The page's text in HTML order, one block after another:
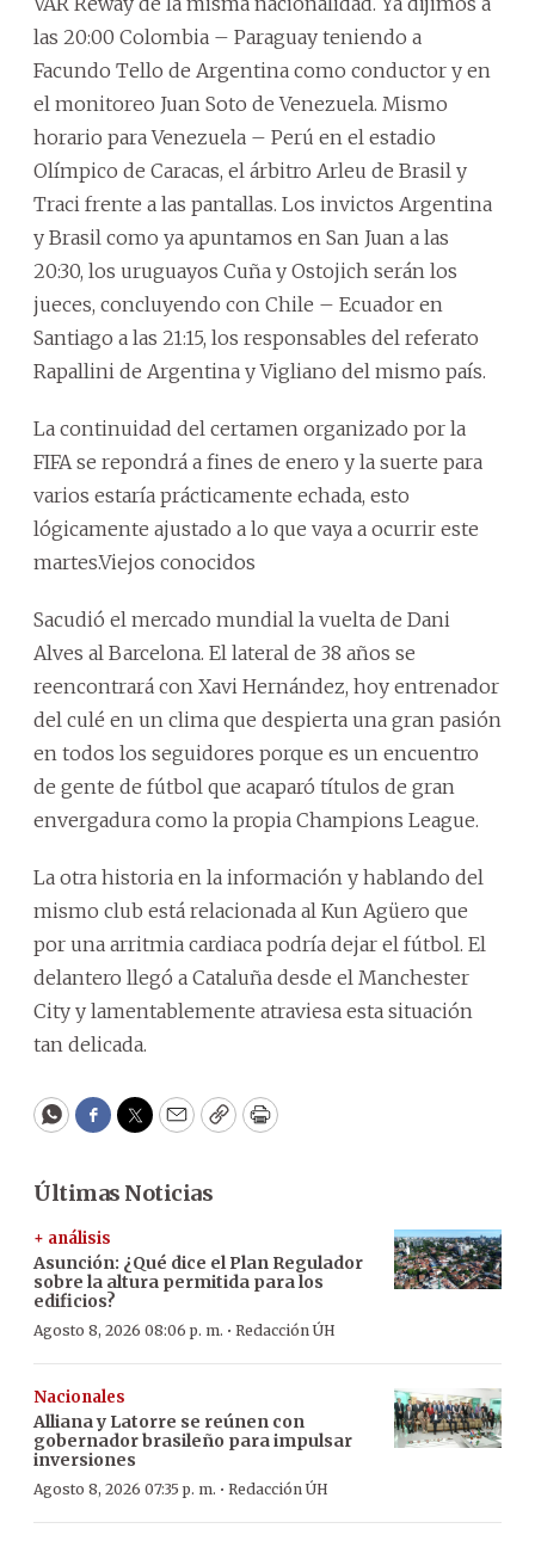
las 20:00 Colombia – Paraguay teniendo a
Facundo Tello de Argentina como conductor y en
el monitoreo Juan Soto de Venezuela. Mismo
horario para Venezuela – Perú en el estadio
Olímpico de Caracas, el árbitro Arleu de Brasil y
Traci frente a las pantallas. Los invictos Argentina
y Brasil como ya apuntamos en San Juan a las
20:30, los uruguayos Cuña y Ostojich serán los
jueces, concluyendo con Chile – Ecuador en
Santiago a las 21:15, los responsables del referato
Rapallini de Argentina y Vigliano del mismo país.
La continuidad del certamen organizado por la
FIFA se repondrá a fines de enero y la suerte para
varios estaría prácticamente echada, esto
lógicamente ajustado a lo que vaya a ocurrir este
martes.Viejos conocidos
Sacudió el mercado mundial la vuelta de Dani
Alves al Barcelona. El lateral de 38 años se
reencontrará con Xavi Hernández, hoy entrenador
del culé en un clima que despierta una gran pasión
en todos los seguidores porque es un encuentro
de gente de fútbol que acaparó títulos de gran
envergadura como la propia Champions League.
La otra historia en la información y hablando del
mismo club está relacionada al Kun Agüero que
por una arritmia cardiaca podría dejar el fútbol. El
delantero llegó a Cataluña desde el Manchester
City y lamentablemente atraviesa esta situación
tan delicada.
WhatsApp
Facebook
Twitter
EmailCopyPrint
Últimas Noticias
+ análisis
Asunción: ¿Qué dice el Plan Regulador
sobre la altura permitida para los
edificios?
Agosto 8, 2026 08:06 p. m. · Redacción ÚH
Nacionales
Alliana y Latorre se reúnen con
gobernador brasileño para impulsar
inversiones
Agosto 8, 2026 07:35 p. m. · Redacción ÚH